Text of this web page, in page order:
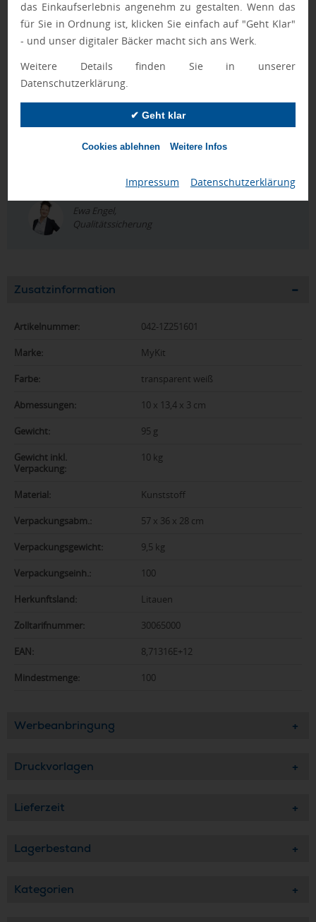
das Einkaufserlebnis angenehm zu gestalten. Wenn das
für Sie in Ordnung ist, klicken Sie einfach auf "Geht Klar"
- und unser digitaler Bäcker macht sich ans Werk.
Weitere Details finden Sie in unserer
Datenschutzerklärung.
✔ Geht klar
Cookies ablehnen Weitere Infos
Impressum Datenschutzerklärung
der Nutzung im Blick. Im Sortiment anWerbeartikelist das
Set inhaltlich passend neben kompaktenGiveawaysund
ergänzendenMerchandise Artikeleinzuordnen; thematisch
ergänzend passenNotfall & Erste Hilfe bedrucken lassen
Pflasterboxen & Sets mit Logo
Geprüft von Ewa
schaffen es in den Shop.Mehr erfahren
Ewa Engel,
Qualitätssicherung
Zusatzinformation
Artikelnummer: 042-1Z251601
Marke: MyKit
Farbe: transparent weiß
Abmessungen: 10 x 13,4 x 3 cm
Gewicht: 95 g
Gewicht inkl.
Verpackung:
10 kg
Material: Kunststoff
Verpackungsabm.: 57 x 36 x 28 cm
Verpackungsgewicht: 9,5 kg
Verpackungseinh.: 100
Herkunftsland: Litauen
Zolltarifnummer: 30065000
EAN: 8,71316E+12
Mindestmenge: 100
Werbeanbringung
Druckvorlagen
Lieferzeit
Lagerbestand
Kategorien